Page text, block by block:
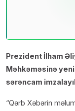
Prezident İlham
Məhkəməsinə
sərəncam
“Qərb Xəbərin